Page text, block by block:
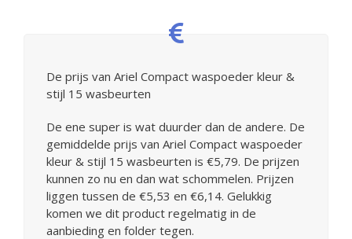
De prijs van Ariel Compact waspoeder kleur &
stijl 15 wasbeurten
De ene super is wat duurder dan de andere. De
gemiddelde prijs van Ariel Compact waspoeder
kleur & stijl 15 wasbeurten is €5,79. De prijzen
kunnen zo nu en dan wat schommelen. Prijzen
liggen tussen de €5,53 en €6,14. Gelukkig
komen we dit product regelmatig in de
aanbieding en folder tegen.